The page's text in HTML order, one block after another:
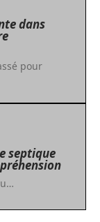
dans
pour
septique
…